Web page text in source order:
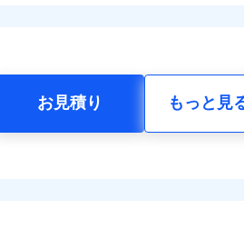
お見積り もっと見